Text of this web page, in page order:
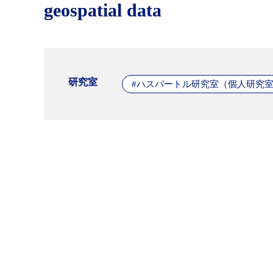
geospatial data
研究室 #ハスバートル研究室（個人研究